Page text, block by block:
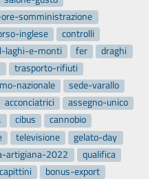
somministrazione
inglese
controlli
laghi-e-monti fer
draghi
trasporto-rifiuti
nazionale
sede-varallo
acconciatrici
assegno-unico
cibus
cannobio
televisione
gelato-day
artigiana-2022
qualifica
capittini
bonus-export